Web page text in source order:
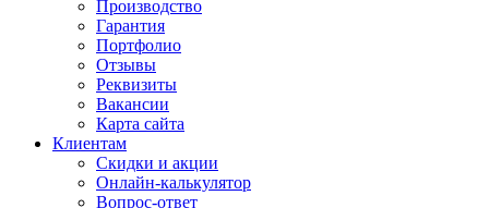
Производство
Гарантия
Портфолио
Отзывы
Реквизиты
Вакансии
Карта сайта
Клиентам
Скидки и акции
Онлайн-калькулятор
Вопрос-ответ